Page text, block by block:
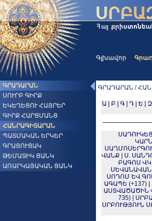
Գլխավոր
ԳՐԱԴԱՐԱՆ
ՍՈՒՐԲ ԳԻՐՔ
ԵԿԵՂԵՑՈՒ ՀԱՅՐԵՐ
ԳԻՐՔ ՀԱՐՑՄԱՆՑ
ՀԱՆՐԱԳԻՏԱՐԱՆ
ՊԱՏՄԱԿԱՆ ԵՐԿԵՐ
ԳՐԱՑՈՒՑԱԿ
ԹԵՄԱՏԻԿ ՑԱՆԿ
ԱՌԱՐԿԱՅԱԿԱՆ ՑԱՆԿ
ԳՐԱԴԱՐԱՆ /
Ա Բ Գ| Դ| Ե Զ
ՎԱՆՔ
Ս.
ԲԱԳՈՍ
ՍՈԴՈՄ ԵՎ
ԱԳԱՊԵ (+137)|
ԱՍՏՎԱԾԱԾԻՆ
735)|
ՍՐԲՈՒԹՅՈՒՆ